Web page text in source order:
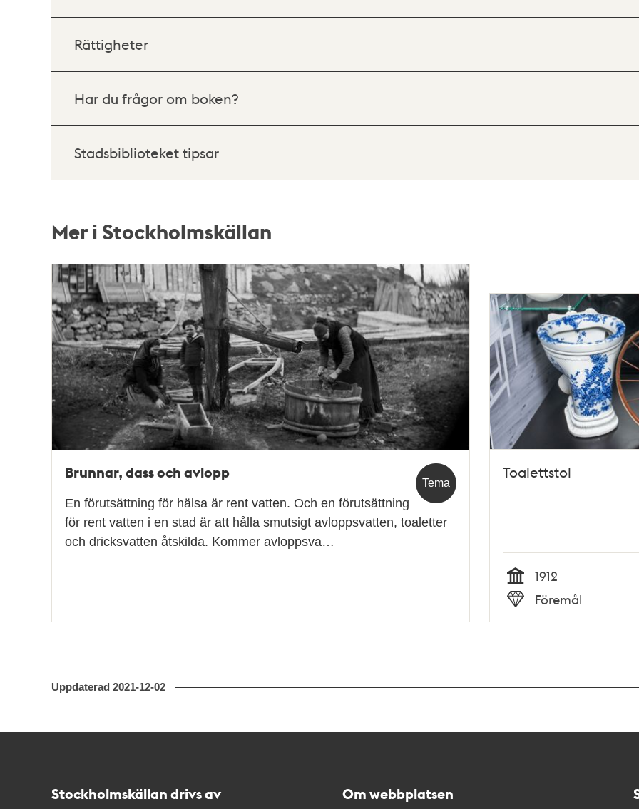
Rättigheter
Har du frågor om boken?
Stadsbiblioteket tipsar
Mer i Stockholmskällan
Relaterade
poster
och
teman
Tema
Brunnar, dass och avlopp
En förutsättning för hälsa är rent vatten. Och en förutsättning
för rent vatten i en stad är att hålla smutsigt avloppsvatten, toaletter
och dricksvatten åtskilda. Kommer avloppsva…
Toalettstol
Tid
1912
Föremål
Uppdaterad 2021-12-02
Stockholmskällan drivs av Om webbplatsen